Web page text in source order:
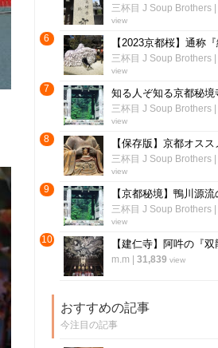
三杯目 J Soup Brothers|
view
6
三杯目 J Soup Brothers|
view
7
三杯目 J Soup Brothers|
view
8
三杯目 J Soup Brothers|
view
9
三杯目 J Soup Brothers|
view
10
m.m 31,839 view
おすすめの記事
今注目の記事